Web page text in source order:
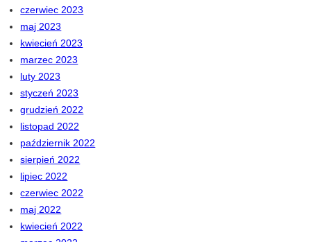
czerwiec 2023
maj 2023
kwiecień 2023
marzec 2023
luty 2023
styczeń 2023
grudzień 2022
listopad 2022
październik 2022
sierpień 2022
lipiec 2022
czerwiec 2022
maj 2022
kwiecień 2022